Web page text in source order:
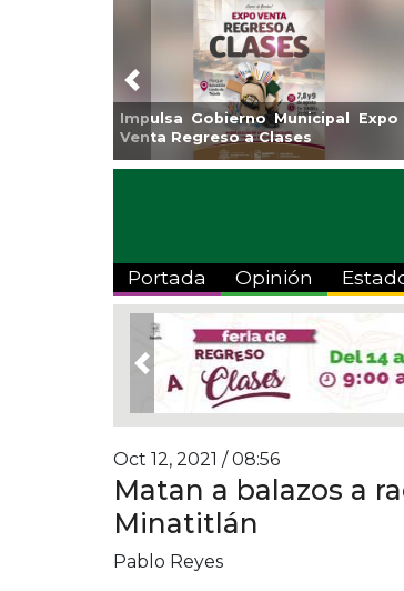
Impulsa Gobierno Municipal Expo
Venta Regreso a Clases
Previous
Portada Opinión
Previous
Oct 12, 2021 / 08:56
Matan a balazos a
Minatitlán
Pablo Reyes